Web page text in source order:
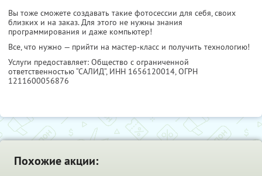
Вы тоже сможете создавать такие фотосессии для себя, своих
близких и на заказ. Для этого не нужны знания
программирования и даже компьютер!
Все, что нужно — прийти на мастер-класс и получить технологию!
Услуги предоставляет: Общество с ограниченной
ответственностью “САЛИД”, ИНН 1656120014, ОГРН
1211600056876
Похожие акции: